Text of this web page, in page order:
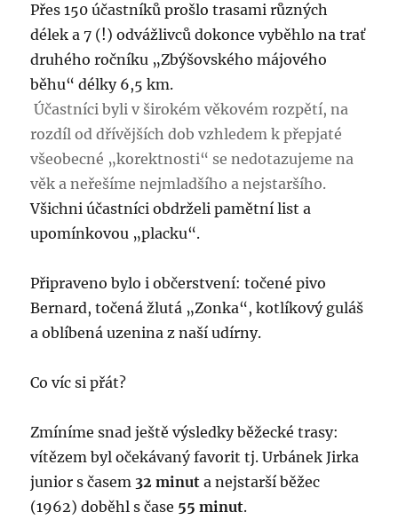
Přes 150 účastníků prošlo trasami různých
délek a 7 (!) odvážlivců dokonce vyběhlo na trať
druhého ročníku „Zbýšovského májového
běhu“ délky 6,5 km.
Účastníci byli v širokém věkovém rozpětí, na
rozdíl od dřívějších dob vzhledem k přepjaté
všeobecné „korektnosti“ se nedotazujeme na
věk a neřešíme nejmladšího a nejstaršího.
Všichni účastníci obdrželi pamětní list a
upomínkovou „placku“.
Připraveno bylo i občerstvení: točené pivo
Bernard, točená žlutá „Zonka“, kotlíkový guláš
a oblíbená uzenina z naší udírny.
Co víc si přát?
Zmíníme snad ještě výsledky běžecké trasy:
vítězem byl očekávaný favorit tj. Urbánek Jirka
junior s časem 32 minut a nejstarší běžec
(1962) doběhl s čase 55 minut.